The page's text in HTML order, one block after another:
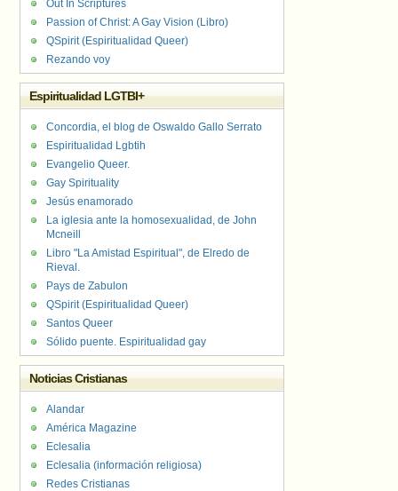
Out In Scriptures
Passion of Christ: A Gay Vision (Libro)
QSpirit (Espiritualidad Queer)
Rezando voy
Espiritualidad LGTBI+
Concordia, el blog de Oswaldo Gallo Serrato
Espiritualidad Lgbtih
Evangelio Queer.
Gay Spirituality
Jesús enamorado
La iglesia ante la homosexualidad, de John
Mcneill
Libro "La Amistad Espiritual", de Elredo de
Rieval.
Pays de Zabulon
QSpirit (Espiritualidad Queer)
Santos Queer
Sólido puente. Espiritualidad gay
Noticias Cristianas
Alandar
América Magazine
Eclesalia
Eclesalia (información religiosa)
Redes Cristianas